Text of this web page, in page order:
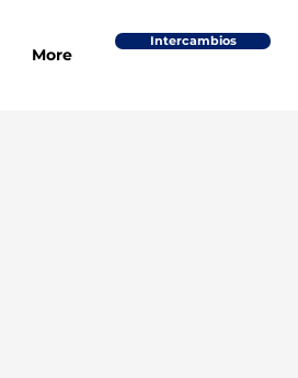
More
Intercambios